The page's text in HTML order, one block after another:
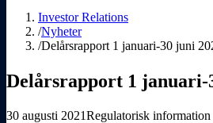
Investor Relations
/Nyheter
/Delårsrapport 1 januari-30 juni
Delårsrapport 1 januari-
30 augusti 2021Regulatorisk information